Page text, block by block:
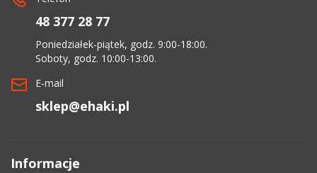
48 377 28 77
Poniedziałek-piątek, godz. 9:00-18:00.
Soboty, godz. 10:00-13:00.
E-mail
sklep@ehaki.pl
Informacje